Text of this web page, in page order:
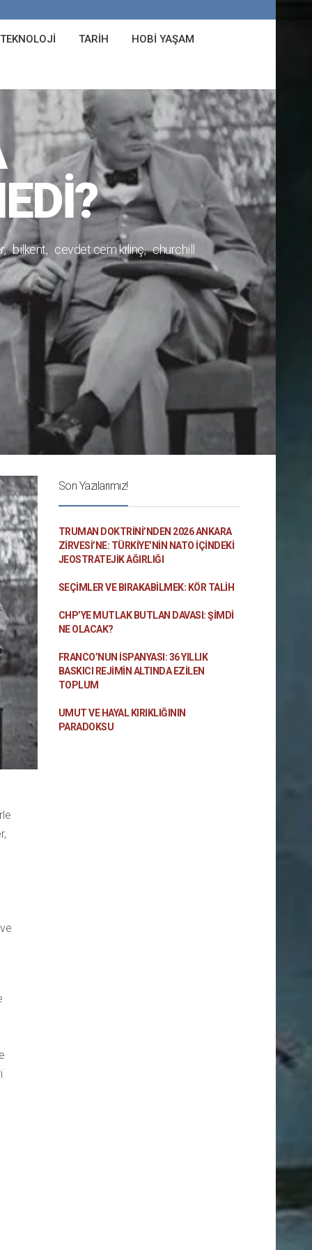
TARIH HOBI YAŞAM
bilkent cevdet cem kılınç churchill
Son Yazılarımız!
TRUMAN DOKTRINI’NDEN 2026 ANKARA
ZIRVESI’NE: TÜRKIYE’NIN NATO İÇINDEKI
JEOSTRATEJIK AĞIRLIĞI
SEÇIMLER VE BIRAKABILMEK: KÖR TALIH
CHP’YE MUTLAK BUTLAN DAVASI: ŞİMDİ
NE OLACAK?
FRANCO’NUN İSPANYASI: 36 YILLIK
BASKICI REJIMIN ALTINDA EZILEN
TOPLUM
UMUT VE HAYAL KIRIKLIĞININ
PARADOKSU